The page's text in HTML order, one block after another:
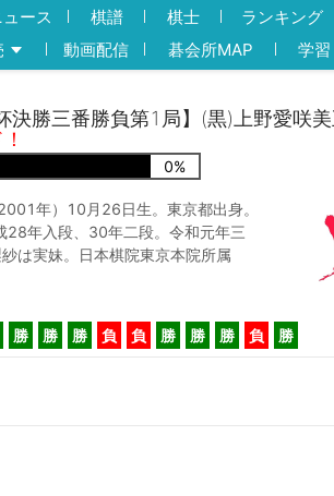
ュース 棋譜 棋士 ランキング
動画配信 碁会所MAP 学習
決勝三番勝負第1局】(黒)上野愛咲
0%
年）10月26日生。東京都出身。
年入段、30年二段。令和元年三
は実妹。日本棋院東京本院所属
勝 勝 勝 負 負 勝 勝 勝 負 勝